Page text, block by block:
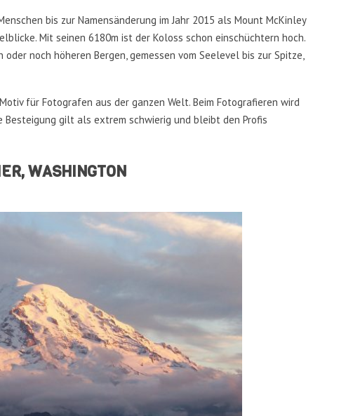
bis zur Namensänderung im Jahr 2015 als Mount McKinley
Mit seinen 6180m ist der Koloss schon einschüchtern hoch.
noch höheren Bergen, gemessen vom Seelevel bis zur Spitze,
für Fotografen aus der ganzen Welt. Beim Fotografieren wird
Besteigung gilt als extrem schwierig und bleibt den Profis
WASHINGTON